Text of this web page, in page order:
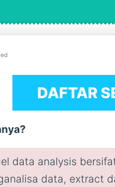
DAFTAR
data analysis
data, extract